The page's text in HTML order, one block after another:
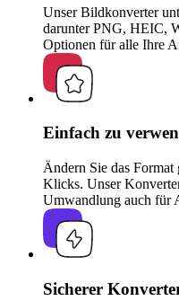
Unser Bildkonverter
darunter PNG, HEIC,
Optionen für alle Ihre
Einfach zu
Ändern Sie das
Klicks. Unser
Umwandlung auch für
Sicherer